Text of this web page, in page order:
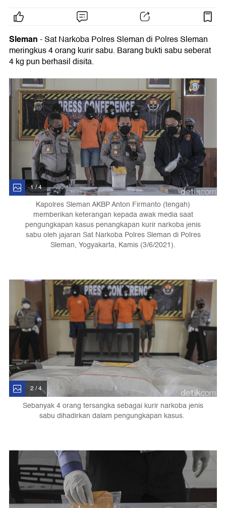
Sleman- Sat Narkoba Polres Sleman di Polres Sleman
meringkus 4 orang kurir sabu. Barang bukti sabu seberat
4 kg pun berhasil disita.
1 / 4
Kapolres Sleman AKBP Anton Firmanto (tengah)
memberikan keterangan kepada awak media saat
pengungkapan kasus penangkapan kurir narkoba jenis
sabu oleh jajaran Sat Narkoba Polres Sleman di Polres
Sleman, Yogyakarta, Kamis (3/6/2021).
2 / 4
Sebanyak 4 orang tersangka sebagai kurir narkoba jenis
sabu dihadirkan dalam pengungkapan kasus.